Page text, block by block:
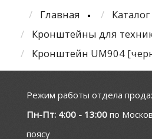
Главная
Каталог
Кронштейны для
Кронштейн UM904
Режим работы отдела
Пн-Пт: 4:00 - 13:00 по
поясу